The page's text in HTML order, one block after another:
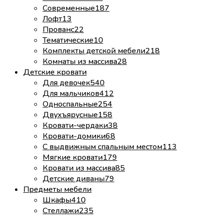
Современные187
Лофт13
Прованс22
Тематические10
Комплекты детской мебели218
Комнаты из массива28
Детские кровати
Для девочек540
Для мальчиков412
Односпальные254
Двухъярусные158
Кровати-чердаки38
Кровати-домики68
С выдвижным спальным местом113
Мягкие кровати179
Кровати из массива85
Детские диваны79
Предметы мебели
Шкафы410
Стеллажи235